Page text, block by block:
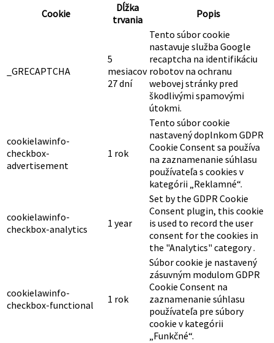
Cookie
Dĺžka
trvania
Popis
_GRECAPTCHA
5
mesiacov
27 dní
Tento súbor cookie
nastavuje služba Google
recaptcha na identifikáciu
robotov na ochranu
webovej stránky pred
škodlivými spamovými
útokmi.
cookielawinfo-
checkbox-
advertisement
1 rok
Tento súbor cookie
nastavený doplnkom GDPR
Cookie Consent sa používa
na zaznamenanie súhlasu
používateľa s cookies v
kategórii „Reklamné“.
cookielawinfo-
checkbox-analytics
1 year
Set by the GDPR Cookie
Consent plugin, this cookie
is used to record the user
consent for the cookies in
the "Analytics" category .
cookielawinfo-
checkbox-functional
1 rok
Súbor cookie je nastavený
zásuvným modulom GDPR
Cookie Consent na
zaznamenanie súhlasu
používateľa pre súbory
cookie v kategórii
„Funkčné“.